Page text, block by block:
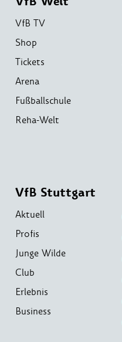
VfB TV
Shop
Tickets
Arena
Fußballschule
Reha-Welt
VfB Stuttgart
Aktuell
Profis
Junge Wilde
Club
Erlebnis
Business